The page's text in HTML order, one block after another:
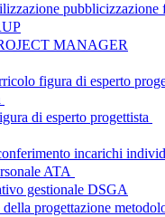
pubblicizzazione
MANAGER
figura di esperto
di esperto progettista
incarichi
ATA
gestionale DSGA
progettazione